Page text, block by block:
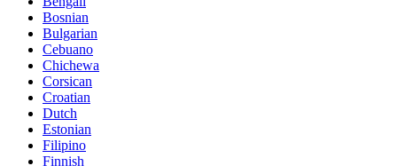
Bosnian
Bulgarian
Cebuano
Chichewa
Corsican
Croatian
Dutch
Estonian
Filipino
Finnish